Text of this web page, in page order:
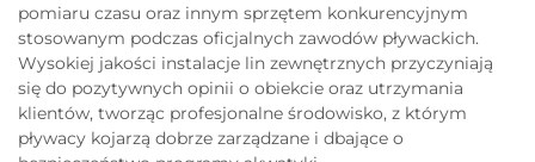
pomiaru czasu oraz innym sprzętem konkurencyjnym
stosowanym podczas oficjalnych zawodów pływackich.
Wysokiej jakości instalacje lin zewnętrznych przyczyniają
się do pozytywnych opinii o obiekcie oraz utrzymania
klientów, tworząc profesjonalne środowisko, z którym
pływacy kojarzą dobrze zarządzane i dbające o